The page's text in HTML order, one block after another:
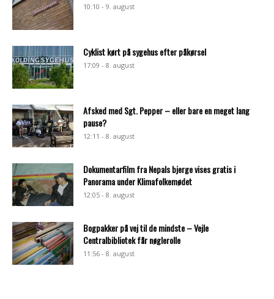
10:10 - 9. august
Cyklist kørt på sygehus efter påkørsel
17:09 - 8. august
Afsked med Sgt. Pepper – eller bare en meget lang
pause?
12:11 - 8. august
Dokumentarfilm fra Nepals bjerge vises gratis i
Panorama under Klimafolkemødet
12:05 - 8. august
Bogpakker på vej til de mindste – Vejle
Centralbibliotek får nøglerolle
11:56 - 8. august